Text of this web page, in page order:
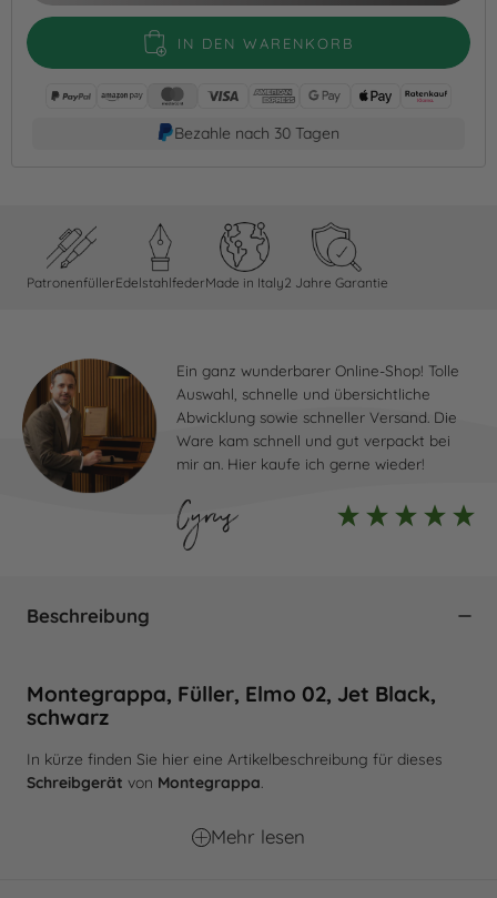
IN DEN WARENKORB
Bezahle nach 30 Tagen
PatronenfüllerEdelstahlfederMade in Italy2 Jahre Garantie
Beschreibung
Montegrappa, Füller, Elmo 02, Jet Black,
schwarz
In kürze finden Sie hier eine Artikelbeschreibung für dieses
Schreibgerät von Montegrappa.
Mehr lesen
Ein ganz wunderbarer Online-Shop! Tolle
Auswahl, schnelle und übersichtliche
Abwicklung sowie schneller Versand. Die
Ware kam schnell und gut verpackt bei
mir an. Hier kaufe ich gerne wieder!
Cyrus